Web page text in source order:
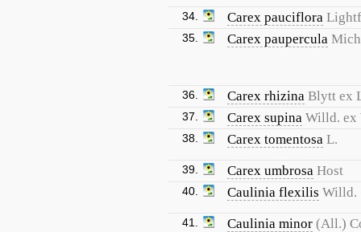
34. Carex pauciflora
35. Carex paupercula
36. Carex rhizina Blytt ex
37. Carex supina Willd. ex
38. Carex tomentosa L.
39. Carex umbrosa Host
40. Caulinia flexilis Willd.
41. Caulinia minor (All.)